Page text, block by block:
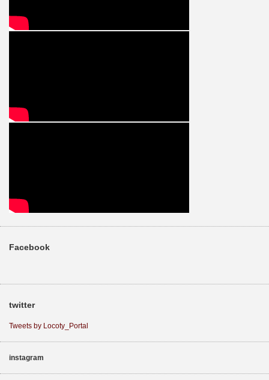
Facebook
twitter
Tweets by Locoty_Portal
instagram